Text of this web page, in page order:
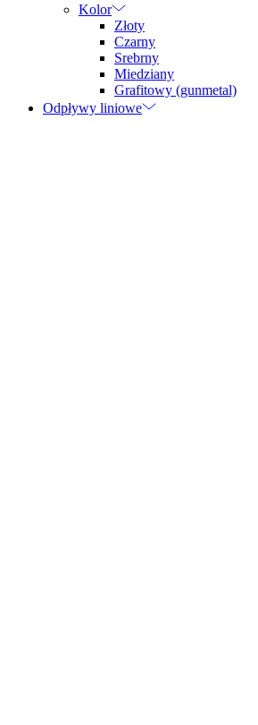
Kolor
Złoty
Czarny
Srebrny
Miedziany
Grafitowy (gunmetal)
Odpływy liniowe